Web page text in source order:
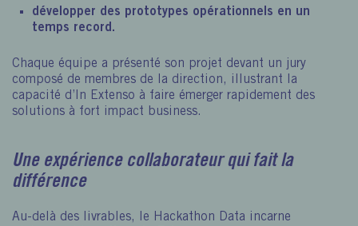
développer des prototypes opérationnels en un
temps record.
Chaque équipe a présenté son projet devant un jury
composé de membres de la direction, illustrant la
capacité d’In Extenso à faire émerger rapidement des
solutions à fort impact business.
Une expérience collaborateur qui fait la
différence
Au-delà des livrables, le Hackathon Data incarne